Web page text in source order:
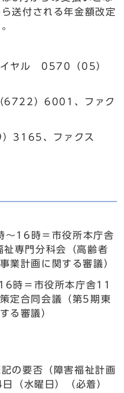
送付される年金額改定
イヤル 0570（05）
6722）6001、ファク
3165、ファクス
16時＝市役所本庁舎
専門分科会（高齢者
業計画に関する審議）
時＝市役所本庁舎11
定合同会議（第5期東
る審議）
の要否（障害福祉計画
（水曜日）（必着）